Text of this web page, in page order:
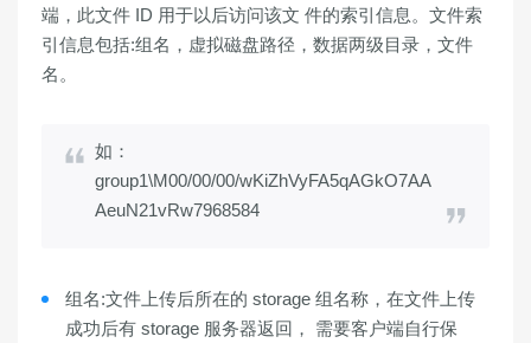
端，此文件 ID 用于以后访问该文 件的索引信息。文件索
引信息包括:组名，虚拟磁盘路径，数据两级目录，文件
名。
如：
group1\M00/00/00/wKiZhVyFA5qAGkO7AA
AeuN21vRw7968584
组名:文件上传后所在的 storage 组名称，在文件上传
成功后有 storage 服务器返回， 需要客户端自行保